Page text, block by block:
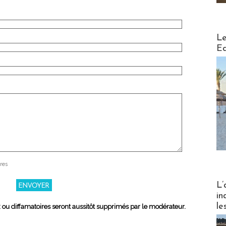
diffamatoires seront aussitôt supprimés par le modérateur.